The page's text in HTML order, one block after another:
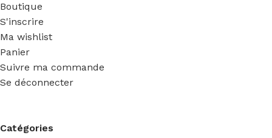
Boutique
S'inscrire
Ma wishlist
Panier
Suivre ma commande
Se déconnecter
Catégories